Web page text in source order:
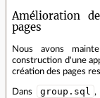
Amélioration
pages
Nous avons
construction d'une
création des pages
Dans group.sql ,